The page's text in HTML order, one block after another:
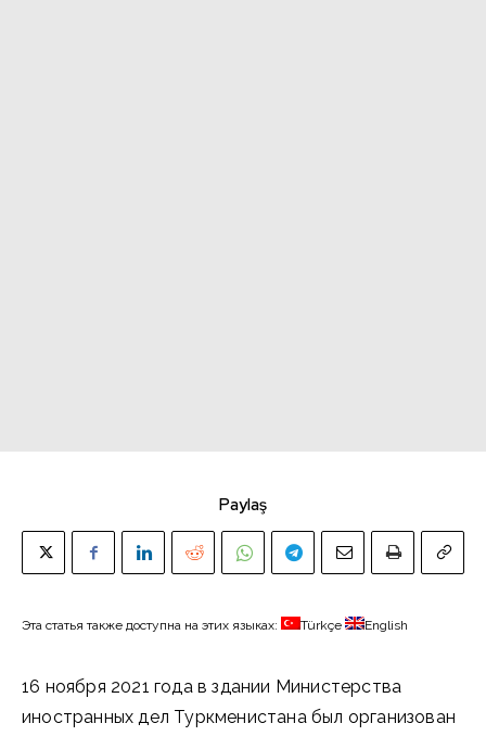
Paylaş
Эта статья также доступна на этих языках: Türkçe English
16 ноября 2021 года в здании Министерства
иностранных дел Туркменистана был организован